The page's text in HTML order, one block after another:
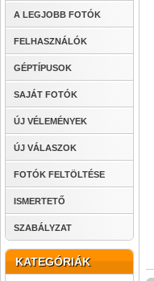
A LEGJOBB FOTÓK
FELHASZNÁLÓK
GÉPTÍPUSOK
SAJÁT FOTÓK
ÚJ VÉLEMÉNYEK
ÚJ VÁLASZOK
FOTÓK FELTÖLTÉSE
ISMERTETŐ
SZABÁLYZAT
KATEGÓRIÁK